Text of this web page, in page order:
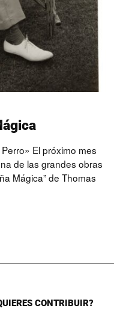
El próximo mes
de las grandes obras
Mágica” de Thomas
CONTRIBUIR?